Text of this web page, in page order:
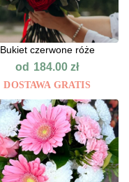
Bukiet czerwone róże
od 184.00zł
DOSTAWA GRATIS